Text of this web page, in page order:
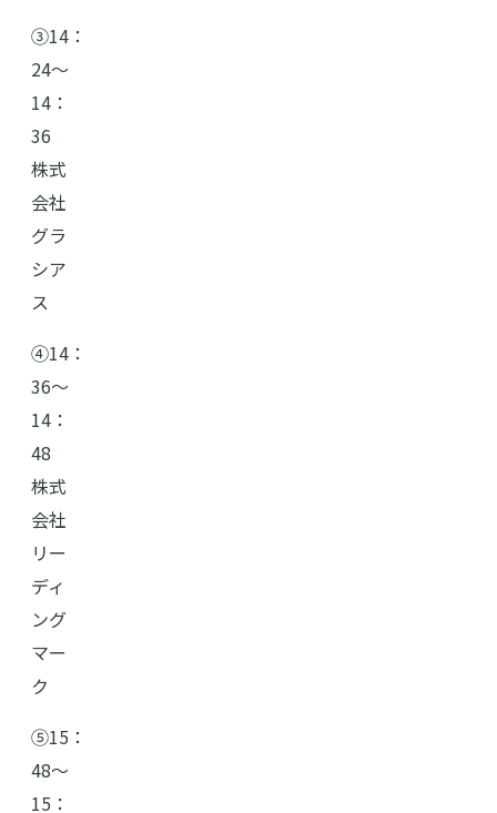
➂14：
24〜
14：
36
株式
会社
グラ
シア
ス
➃14：
36〜
14：
48
株式
会社
リー
ディ
ング
マー
ク
➄15：
48〜
15：